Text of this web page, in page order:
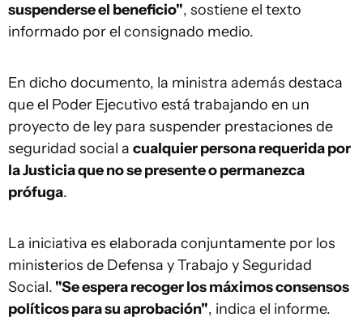
suspenderse el beneficio", sostiene el texto
informado por el consignado medio.
En dicho documento, la ministra además destaca
que el Poder Ejecutivo está trabajando en un
proyecto de ley para suspender prestaciones de
seguridad social a cualquier persona requerida por
la Justicia que no se presente o permanezca
prófuga.
La iniciativa es elaborada conjuntamente por los
ministerios de Defensa y Trabajo y Seguridad
Social. "Se espera recoger los máximos consensos
políticos para su aprobación", indica el informe.